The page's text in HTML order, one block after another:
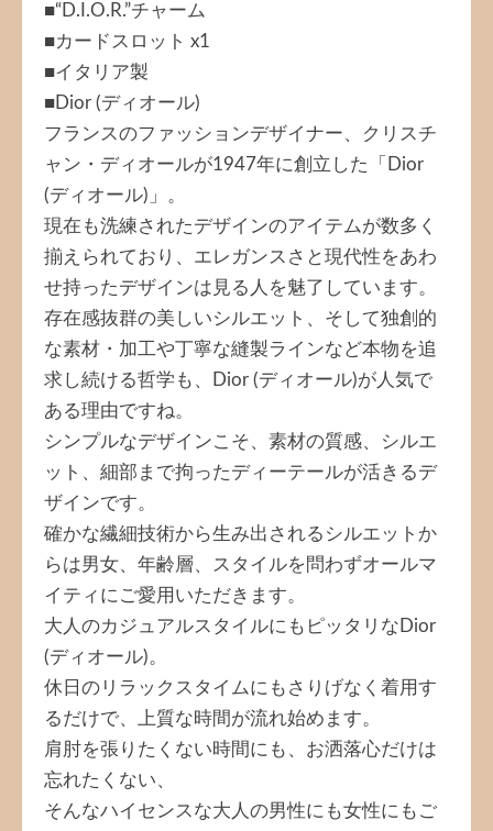
■“D.I.O.R.”チャーム
■カードスロット x1
■イタリア製
■Dior (ディオール)
フランスのファッションデザイナー、クリスチ
ャン・ディオールが1947年に創立した「Dior
(ディオール)」。
現在も洗練されたデザインのアイテムが数多く
揃えられており、エレガンスさと現代性をあわ
せ持ったデザインは見る人を魅了しています。
存在感抜群の美しいシルエット、そして独創的
な素材・加工や丁寧な縫製ラインなど本物を追
求し続ける哲学も、Dior (ディオール)が人気で
ある理由ですね。
シンプルなデザインこそ、素材の質感、シルエ
ット、細部まで拘ったディーテールが活きるデ
ザインです。
確かな繊細技術から生み出されるシルエットか
らは男女、年齢層、スタイルを問わずオールマ
イティにご愛用いただきます。
大人のカジュアルスタイルにもピッタリなDior
(ディオール)。
休日のリラックスタイムにもさりげなく着用す
るだけで、上質な時間が流れ始めます。
肩肘を張りたくない時間にも、お洒落心だけは
忘れたくない、
そんなハイセンスな大人の男性にも女性にもご